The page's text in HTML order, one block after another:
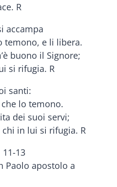
R
accampa
temono, e li libera.
buono il Signore;
si rifugia. R
santi:
lo temono.
dei suoi servi;
in lui si rifugia. R
11-13
Paolo apostolo a